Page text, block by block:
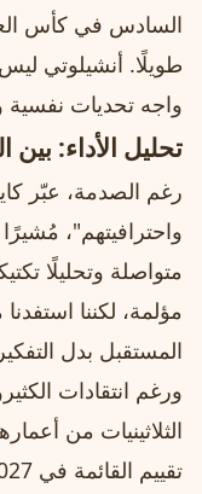
السادس في كأس
طويلًا. أنشيلوتي
واجه تحديات نفسية
تحليل الأداء: بين
رغم الصدمة، عبّر
واحترافيتهم"،
متواصلة وتحليلًا
مؤلمة، لكننا
المستقبل بدل
ورغم انتقادات
الثلاثينيات من